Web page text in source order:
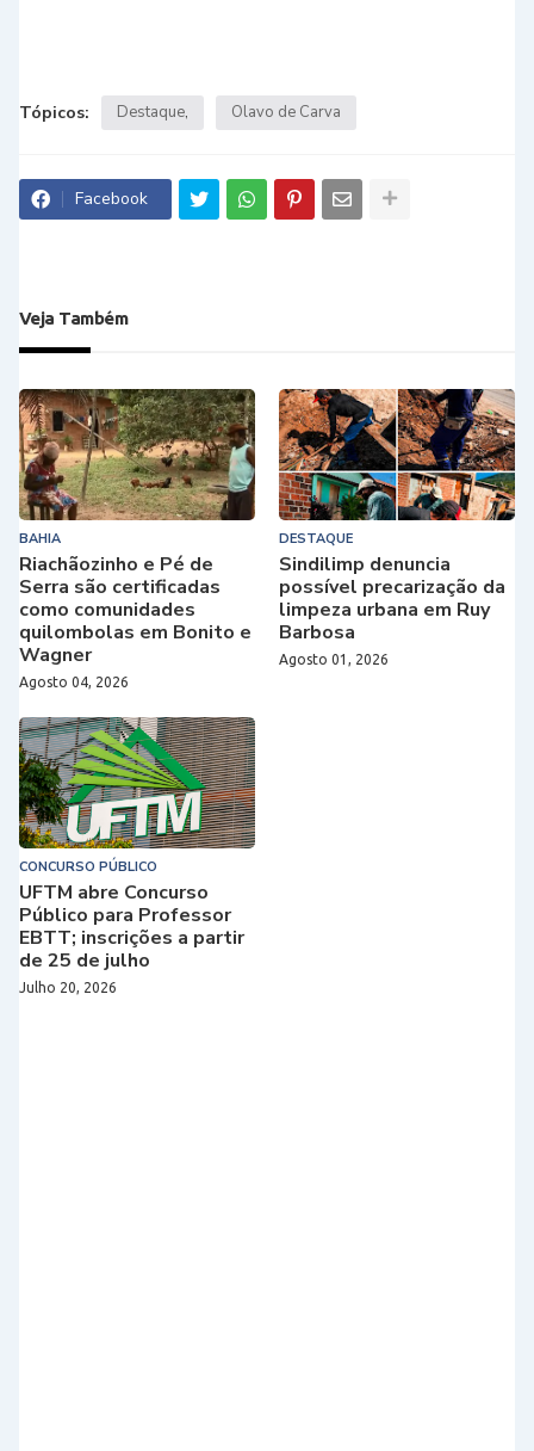
Tópicos: Destaque Olavo de Carva
Facebook
Veja Também
BAHIA
Riachãozinho e Pé de
Serra são certificadas
como comunidades
quilombolas em Bonito e
Wagner
Agosto 04, 2026
DESTAQUE
Sindilimp denuncia
possível precarização da
limpeza urbana em Ruy
Barbosa
Agosto 01, 2026
CONCURSO PÚBLICO
UFTM abre Concurso
Público para Professor
EBTT; inscrições a partir
de 25 de julho
Julho 20, 2026